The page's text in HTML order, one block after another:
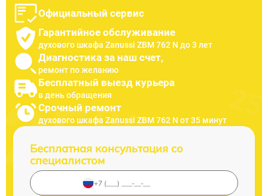
Официальный сервис
Гарантийное обслуживание
духового шкафа Zanussi ZBM 762 N до 3 лет
Диагностика за наш счет,
ремонт по желанию
Бесплатный выезд курьера
в день обращения
Срочный ремонт
духового шкафа Zanussi ZBM 762 N от 35 минут
Бесплатная консультация со
специалистом